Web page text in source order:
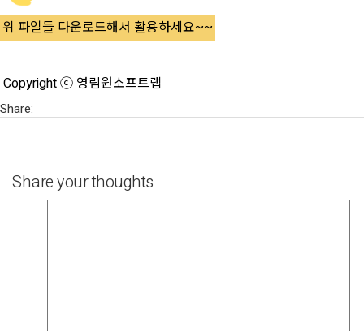
위 파일들 다운로드해서 활용하세요~~
Copyright ⓒ 영림원소프트랩
Share:
Share your thoughts